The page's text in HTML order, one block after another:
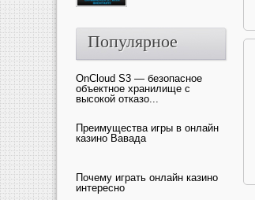
Популярное
OnCloud S3 — безопасное
объектное хранилище с
высокой отказо...
Преимущества игры в онлайн
казино Вавада
Почему играть онлайн казино
интересно